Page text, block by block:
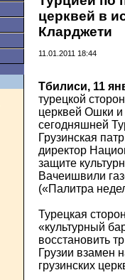
церквей в
Кларджети
11.01.2011 18:44
Тбилиси, 11
турецкой
церквей Ошки и
сегодняшней
Грузинская
директор
защите
Вачеишвили
(«Палитра
Турецкая
«культурный
восстановить
Грузии взамен
грузинских